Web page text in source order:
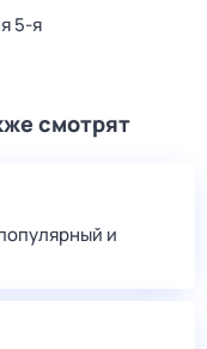
5-я
смотрят
и